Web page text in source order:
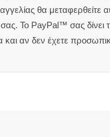
θα μεταφερθείτε
Το PayPal™ σας δίνει
αν δεν έχετε